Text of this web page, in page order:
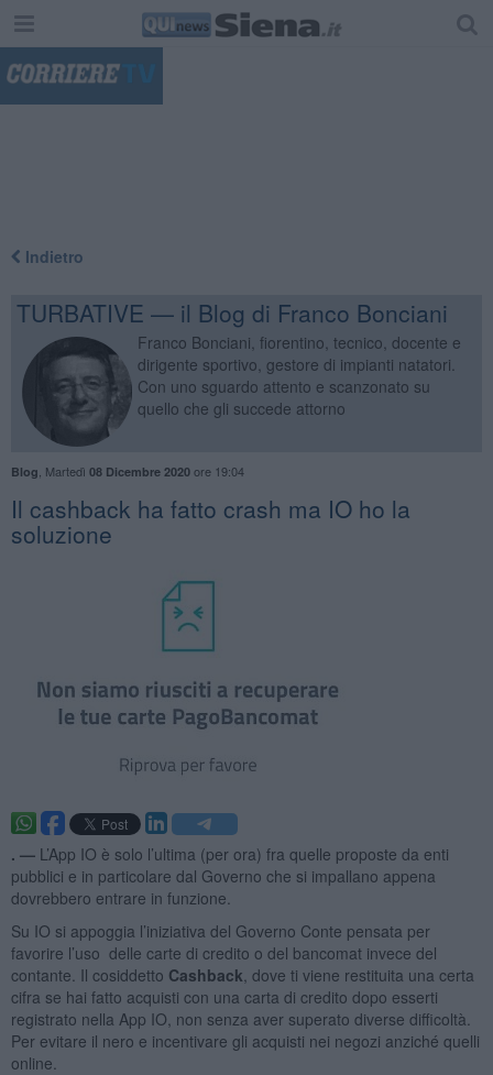
Indietro
TURBATIVE — il Blog di Franco Bonciani
Franco Bonciani, fiorentino, tecnico, docente e
dirigente sportivo, gestore di impianti natatori.
Con uno sguardo attento e scanzonato su
quello che gli succede attorno
Blog Martedì 08 Dicembre 2020ore 19:04
Il cashback ha fatto crash ma IO ho la
soluzione
. — L’App IO è solo l’ultima (per ora) fra quelle proposte da enti
pubblici e in particolare dal Governo che si impallano appena
dovrebbero entrare in funzione.
Su IO si appoggia l’iniziativa del Governo Conte pensata per
favorire l’uso delle carte di credito o del bancomat invece del
contante. Il cosiddetto Cashback , dove ti viene restituita una certa
cifra se hai fatto acquisti con una carta di credito dopo esserti
registrato nella App IO, non senza aver superato diverse difficoltà.
Per evitare il nero e incentivare gli acquisti nei negozi anziché quelli
online.